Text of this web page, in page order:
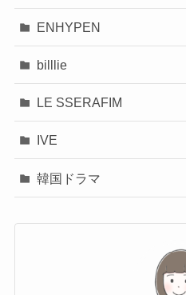
ENHYPEN
billlie
LE SSERAFIM
IVE
韓国ドラマ